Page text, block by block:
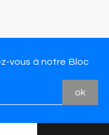
vous à notre Bloc